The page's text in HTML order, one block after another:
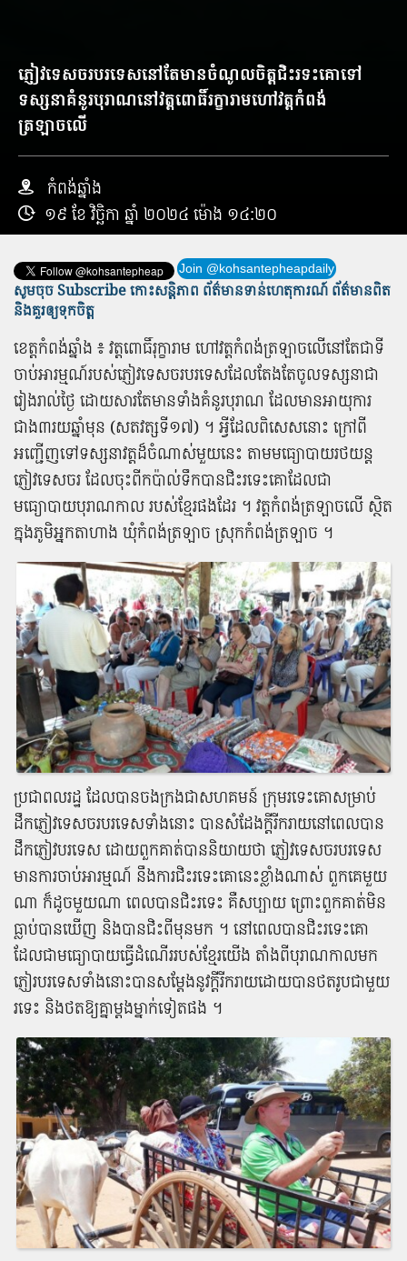
ភ្ញៀវទេសចរបរទេសនៅតែមានចំណូលចិត្តជិះរទះគោទៅ
ទស្សនាគំនូរបុរាណនៅវត្តពោធិ៍រក្ខារាមហៅវត្តកំពង់
ត្រឡាចលើ
កំពង់ឆ្នាំង
១៩ ខែ វិច្ឆិកា ឆ្នាំ ២០២៤ ម៉ោង ១៤:២០
Join @kohsantepheapdaily
សូមចុច Subscribe កោះសន្តិភាព ព័ត៌មាន​ទាន់​ហេតុការណ៍ ព័ត៌មានពិត
និង​គួរឲ្យទុកចិត្ត
ខេត្តកំពង់ឆ្នាំង ៖ វត្ត​ពោធិ៍​រុក្ខារាម ហៅ​វត្ត​កំពង់ត្រឡាច​លើ​នៅ​តែ​ជាទី​
ចាប់អារម្មណ៍​របស់​ភ្ញៀវ​ទេសចរ​បរទេស​ដែល​តែងតែ​ចូល​ទស្សនា​ជា​
រៀងរាល់ថ្ងៃ ដោយសារ​តែ​មាន​ទាំង​គំនូរ​បុរាណ ដែល​មាន​អាយុ​ការ​
ជាង​៣​រយ​ឆ្នាំ​មុន (​សតវត្ស​ទី​១៧) ។ អ្វី​ដែល​ពិសេស​នោះ ក្រៅពី​
អញ្ជើញ​ទៅ​ទស្សនា​វត្ត​ដ៏​ចំណាស់​មួយ​នេះ តាម​មធ្យោបាយ​រថយន្ត
ភ្ញៀវ​ទេសចរ ដែល​ចុះ​ពី​កប៉ាល់​ទឹកបាន​ជិះ​រទេះគោ​ដែល​ជា​
មធ្យោបាយ​បុរាណកាល របស់​ខ្មែរ​ផង​ដែរ ។ វត្ត​កំពង់ត្រឡាច​លើ ស្ថិត​
ក្នុងភូមិ​អ្នកតា​ហាង ឃុំ​កំពង់ត្រឡាច ស្រុក​កំពង់ត្រឡាច ។
ប្រជាពលរដ្ឋ ដែល​បាន​ចងក្រង​ជា​សហគមន៍ ក្រុម​រទេះគោ​សម្រាប់​
ដឹក​ភ្ញៀវ​ទេសចរ​បរទេស​ទាំងនោះ បាន​សំដែង​ក្តី​រីករាយ​នៅ​ពេល​បាន​
ដឹក​ភ្ញៀវ​បរទេស ដោយ​ពួក​គាត់​បាន​និយាយ​ថា ភ្ញៀវ​ទេសចរ​បរទេស
មានការ​ចាប់អារម្មណ៍ នឹង​ការ​ជិះ​រទេះគោ​នេះ​ខ្លាំង​ណាស់ ពួក​គេ​មួយ​
ណា ក៏​ដូច​មួយ​ណា ពេល​បាន​ជិះរទេះ គឺ​សប្បាយ ព្រោះ​ពួក​គាត់​មិន​
ធ្លាប់​បានឃើញ និង​បាន​ជិះ​ពី​មុន​មក ។ នៅ​ពេល​បាន​ជិះ​រទេះគោ
ដែល​ជា​មធ្យោបាយ​ធ្វើ​ដំណើរ​របស់​ខ្មែរ​យើង តាំងពី​បុរាណកាល​មក
ភ្ញៀ​របរ​ទេស​ទាំងនោះ​បាន​សម្តែង​នូវ​ក្តី​រីករាយ​ដោយ​បាន​ថតរូប​ជាមួយ​
រទេះ និង​ថត​ឱ្យ​គ្នា​ម្តងម្នាក់​ទៀត​ផង ។